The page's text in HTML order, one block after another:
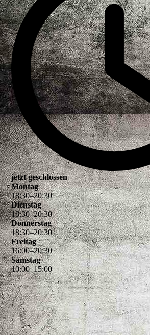
jetzt geschlossen
Montag
18:30–20:30
Dienstag
18:30–20:30
Donnerstag
18:30–20:30
Freitag
16:00–20:30
Samstag
10:00–15:00